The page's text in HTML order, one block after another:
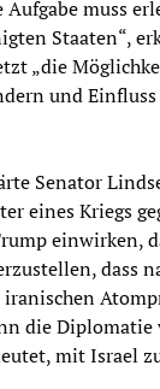
Aufgabe muss
Staaten“,
„die
und
Senator
eines Kriegs
einwirken,
dass
die Diplomatie
mit Israel